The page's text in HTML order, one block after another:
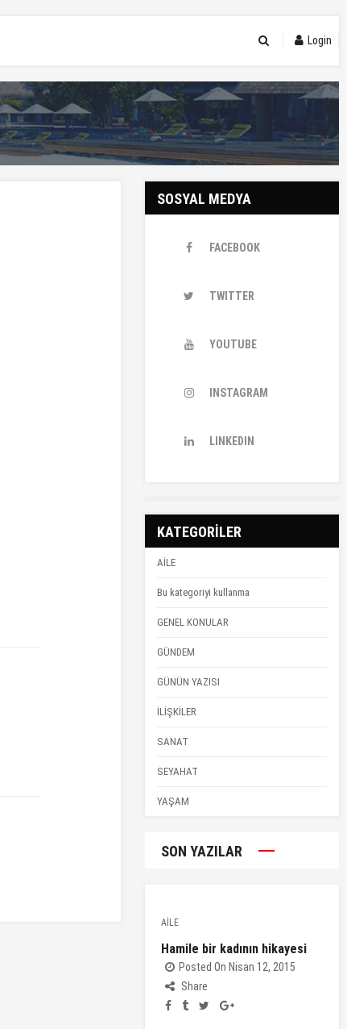
Login
SOSYAL MEDYA
FACEBOOK
TWITTER
YOUTUBE
INSTAGRAM
LINKEDIN
KATEGORİLER
AİLE
Bu kategoriyi kullanma
GENEL KONULAR
GÜNDEM
GÜNÜN YAZISI
İLİŞKİLER
SANAT
SEYAHAT
YAŞAM
SON YAZILAR
AİLE
Hamile bir kadının hikayesi
Posted On Nisan 12, 2015
Share